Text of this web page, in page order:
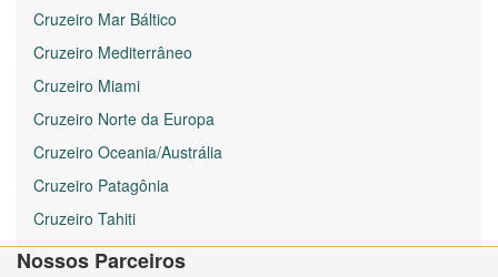
Cruzeiro Mar Báltico
Cruzeiro Mediterrâneo
Cruzeiro Miami
Cruzeiro Norte da Europa
Cruzeiro Oceania/Austrália
Cruzeiro Patagônia
Cruzeiro Tahiti
Nossos Parceiros